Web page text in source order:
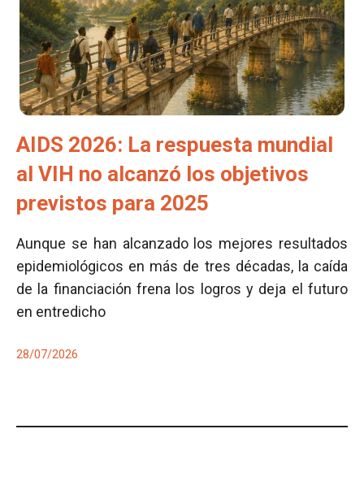
AIDS 2026: La respuesta mundial
al VIH no alcanzó los objetivos
previstos para 2025
Aunque se han alcanzado los mejores resultados
epidemiológicos en más de tres décadas, la caída
de la financiación frena los logros y deja el futuro
en entredicho
28/07/2026